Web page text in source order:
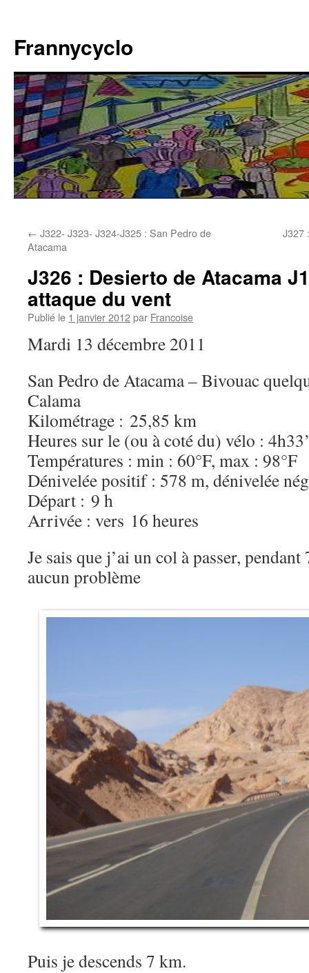
contenu
Frannycyclo
← J322- J323- J324-J325 : San Pedro de
Atacama
J327
J326 : Desierto de Atacama
attaque du vent
Publié le 1 janvier 2012par Francoise
Mardi 13 décembre 2011
San Pedro de Atacama – Bivouac
Calama
Kilométrage : 25,85 km
Heures sur le (ou à coté du) vélo :
Températures : min : 60°F, max : 98°F
Dénivelée positif : 578 m, dénivelée
Départ : 9 h
Arrivée : vers 16 heures
Je sais que j’ai un col à passer,
aucun problème
Puis je descends 7 km.